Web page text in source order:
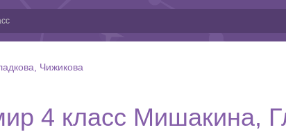
Чижикова
4 класс Мишакина,